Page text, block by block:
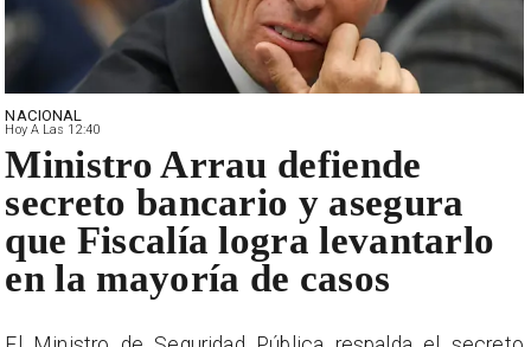
NACIONAL
Hoy A Las 12:40
Ministro Arrau defiende
secreto bancario y asegura
que Fiscalía logra levantarlo
en la mayoría de casos